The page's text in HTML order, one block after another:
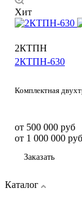
Хит
2КТПН
2КТПН-630
Комплектная
от 500 000 руб
от 1 000 000 руб
Заказать
Каталог